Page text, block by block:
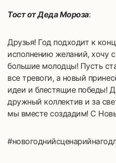
Тост от Деда Мороза:
Друзья! Год подходит к
исполнению желаний, хочу
большие молодцы! Пусть
все тревоги, а новый
идеи и блестящие победы!
дружный коллектив и за
мы вместе создадим! С